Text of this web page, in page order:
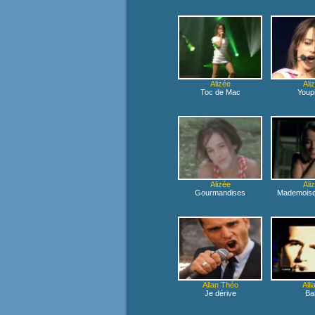
Alizée
Toc de Mac
Alizée
Gourmandises
Allan Théo
Je dérive